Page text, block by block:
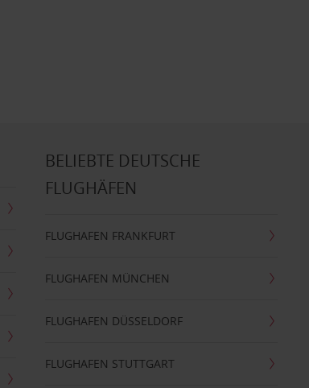
BELIEBTE DEUTSCHE
FLUGHÄFEN
FLUGHAFEN FRANKFURT
FLUGHAFEN MÜNCHEN
FLUGHAFEN DÜSSELDORF
FLUGHAFEN STUTTGART